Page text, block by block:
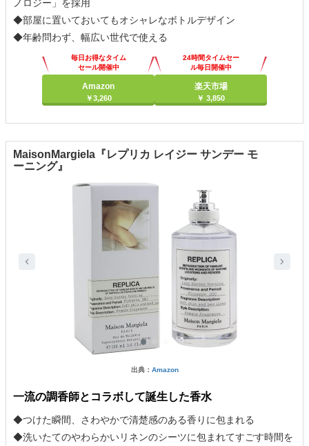
ノロジー」を採用
◆部屋に置いておいてもオシャレなボトルデザイン
◆年齢問わず、幅広い世代で使える
毎日お得なタイム
セール開催中
Amazon
￥3,260
24時間タイムセー
ル毎日開催中
楽天市場
￥ 3,850
MaisonMargiela『レプリカ レイジー サンデー モ
ーニング』
出典： Amazon
一流の調香師とコラボして誕生した香水
◆つけた瞬間、さわやかで清楚感のある香りに包まれる
◆洗いたてのやわらかいリネンのシーツに包まれてすごす時間を